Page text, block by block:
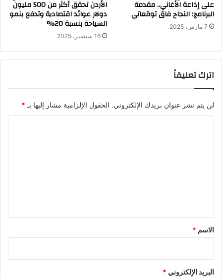
على إذاعة الأغاني.. مقدمة
البرنامج: النجاح فاق توقعاتي
7 مارس، 2025
الأردن تحقق أكثر من 500 مليون
دولار عوائد اقتصادية وتدفع بنمو
السياحة بنسبة 20%
16 سبتمبر، 2025
اترك تعليقاً
لن يتم نشر عنوان بريدك الإلكتروني. الحقول الإلزامية مشار إليها بـ *
*
الاسم *
البريد الإلكتروني *